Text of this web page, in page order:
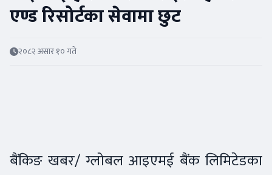
एण्ड रिसोर्टका सेवामा छुट
२०८२ असार १० गते
बैंकिङ खबर/ ग्लोबल आइएमई बैंक लिमिटेडका